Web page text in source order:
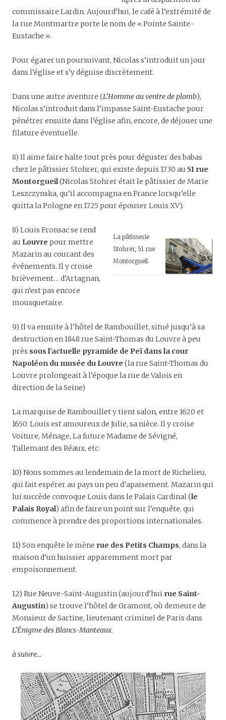
commissaire Lardin. Aujourd’hui, le café à l’extrémité de
la rue Montmartre porte le nom de « Pointe Sainte-
Eustache ».
Pour égarer un poursuivant, Nicolas s’introduit un jour
dans l’église et s’y déguise discrètement.
Dans une autre aventure (L’Homme au ventre de plomb),
Nicolas s’introduit dans l’impasse Saint-Eustache pour
pénétrer ensuite dans l’église afin, encore, de déjouer une
filature éventuelle.
8) Il aime faire halte tout près pour déguster des babas
chez le pâtissier Stohrer, qui existe depuis 1730 au 51 rue
Montorgueil(Nicolas Stohrer était le pâtissier de Marie
Leszczynska, qu’il accompagna en France lorsqu’elle
quitta la Pologne en 1725 pour épouser Louis XV).
La pâtisserie
Stohrer, 51 rue
Montorgueil.
8) Louis Fronsac se rend
au Louvre pour mettre
Mazarin au courant des
événements. Il y croise
brièvement… d’Artagnan,
qui n’est pas encore
mousquetaire.
9) Il va ensuite à l’hôtel de Rambouillet, situé jusqu’à sa
destruction en 1848 rue Saint-Thomas du Louvre à peu
près sous l’actuelle pyramide de Peï dans la cour
Napoléon du musée du Louvre (la rue Saint-Thomas du
Louvre prolongeait à l’époque la rue de Valois en
direction de la Seine)
La marquise de Rambouillet y tient salon, entre 1620 et
1650. Louis est amoureux de Julie, sa nièce. Il y croise
Voiture, Ménage, La future Madame de Sévigné,
Tallemant des Réaux, etc.
10) Nous sommes au lendemain de la mort de Richelieu,
qui fait espérer au pays un peu d’apaisement. Mazarin qui
lui succède convoque Louis dans le Palais Cardinal (le
Palais Royal) afin de faire un point sur l’enquête, qui
commence à prendre des proportions internationales.
11) Son enquête le mène rue des Petits Champs, dans la
maison d’un huissier apparemment mort par
empoisonnement.
12) Rue Neuve-Saint-Augustin (aujourd’hui rue Saint-
Augustin) se trouve l’hôtel de Gramont, où demeure de
Monsieur de Sartine, lieutenant criminel de Paris dans
L’Énigme des Blancs-Manteaux.
à suivre…